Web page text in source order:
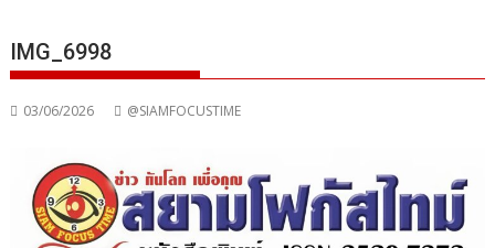
IMG_6998
03/06/2026 @SIAMFOCUSTIME